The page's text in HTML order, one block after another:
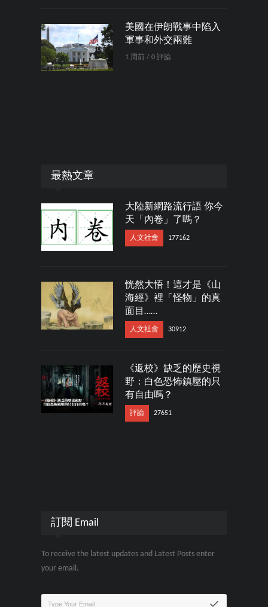
美國在伊朗戰事中陷入
軍事和外交兩難
1 周前 / 0 評論
最熱文章
大陸新網路流行語 你今
天「內卷」了嗎？
人文社會 177162
恍然大悟！這才是《山
海經》裡「怪物」的真
面目……
人文社會 30912
《返校》缺乏的歷史視
野：白色恐怖鎮壓的只
有自由嗎？
評論 27651
訂閱 Email
To receive the latest updates and Latest Posts enter
your email.